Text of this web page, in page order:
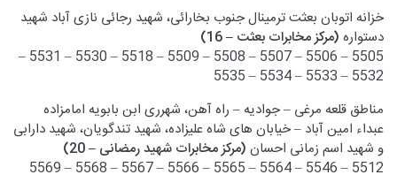
خزانه اتوبان بعثت ترمینال جنوب بخارائی، شهید رجائی نازی آباد شهید
دستواره (مرکز مخابرات بعثت – 16)
5505 – 5506 – 5507 – 5508 – 5509 – 5518 – 5530 – 5531 –
5532 – 5533 – 5534 – 5535
مناطق قلعه مرغی – جوادیه – راه آهن، شهرری ابن بابویه امامزاده
عبداء امین آباد – خیابان های شاه علیزاده، شهید تندگویان، شهید دارابی
و شهید اسم زمانی احسان (مرکز مخابرات شهید رمضانی – 20)
5512 – 5546 – 5564 – 5565 – 5566 – 5567 – 5568 – 5569